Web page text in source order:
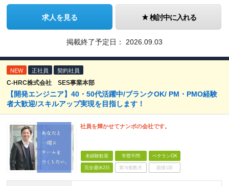
求人を見る 検討中に入れる
掲載終了予定日： 2026.09.03
NEW 正社員 契約社員
C-HRC株式会社 SES事業本部
【開発エンジニア】40・50代活躍中/ブランクOK/ PM・PMO経験
者大歓迎/スキルアップ実現を目指します！
社員を輝かせてナンボの会社です。
未経験歓迎 学歴不問 ベテランOK
完全週休2日 賞与複数月 面接1回